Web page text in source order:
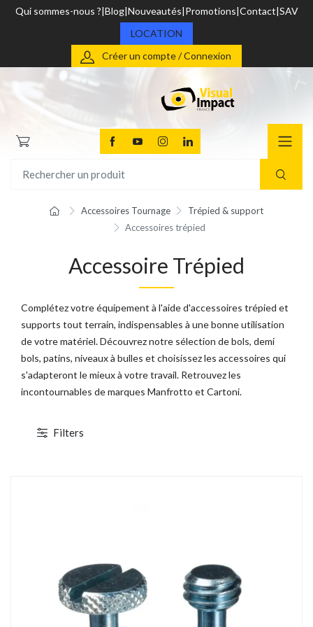
Qui sommes-nous ? Blog Nouveautés Promotions Contact SAV
LOCATION
Créer un compte / Connexion
Accessoires Tournage
Trépied & support
Accessoires trépied
Accessoire Trépied
Complétez votre équipement à l'aide d'accessoires trépied et
supports tout terrain, indispensables à une bonne utilisation
de votre matériel. Découvrez notre sélection de bols, demi
bols, patins, niveaux à bulles et choisissez les accessoires qui
s'adapteront le mieux à votre travail. Retrouvez les
incontournables de marques Manfrotto et Cartoni.
Filters